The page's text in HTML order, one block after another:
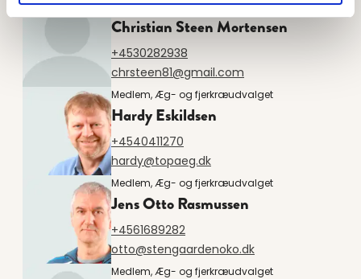
Medlem, Æg- og fjerkræudvalget
Christian Steen Mortensen
+4530282938
chrsteen81@gmail.com
Medlem, Æg- og fjerkræudvalget
Hardy Eskildsen
+4540411270
hardy@topaeg.dk
Medlem, Æg- og fjerkræudvalget
Jens Otto Rasmussen
+4561689282
otto@stengaardenoko.dk
Medlem, Æg- og fjerkræudvalget